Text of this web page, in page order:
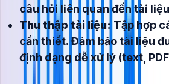
câu hỏi liên quan đến tài
Thu thập tài liệu: Tập hợp
cần thiết. Đảm bảo tài liệu
định dạng dễ xử lý (text,